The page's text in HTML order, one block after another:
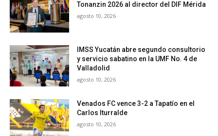
Tonanzin 2026 al director del DIF Mérida
agosto 10, 2026
IMSS Yucatán abre segundo consultorio
y servicio sabatino en la UMF No. 4 de
Valladolid
agosto 10, 2026
Venados FC vence 3-2 a Tapatío en el
Carlos Iturralde
agosto 10, 2026